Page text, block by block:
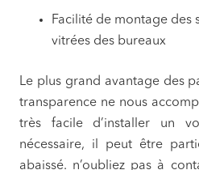
Facilité de montage des
vitrées des bureaux
Le plus grand avantage des
transparence ne nous
très facile d’installer un
nécessaire, il peut être
abaissé. n’oubliez pas à